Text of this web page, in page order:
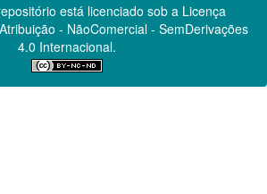
está licenciado sob a Licença
- NãoComercial - SemDerivações
4.0 Internacional.